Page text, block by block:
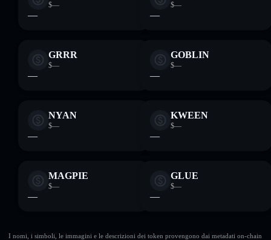
$—
—
$—
—
GRRR
$—
—
GOBLIN
$—
—
NYAN
$—
—
KWEEN
$—
—
MAGPIE
$—
—
GLUE
$—
—
I nomi, i simboli, le immagini e le descrizioni dei token provengono dai metadati on-chain